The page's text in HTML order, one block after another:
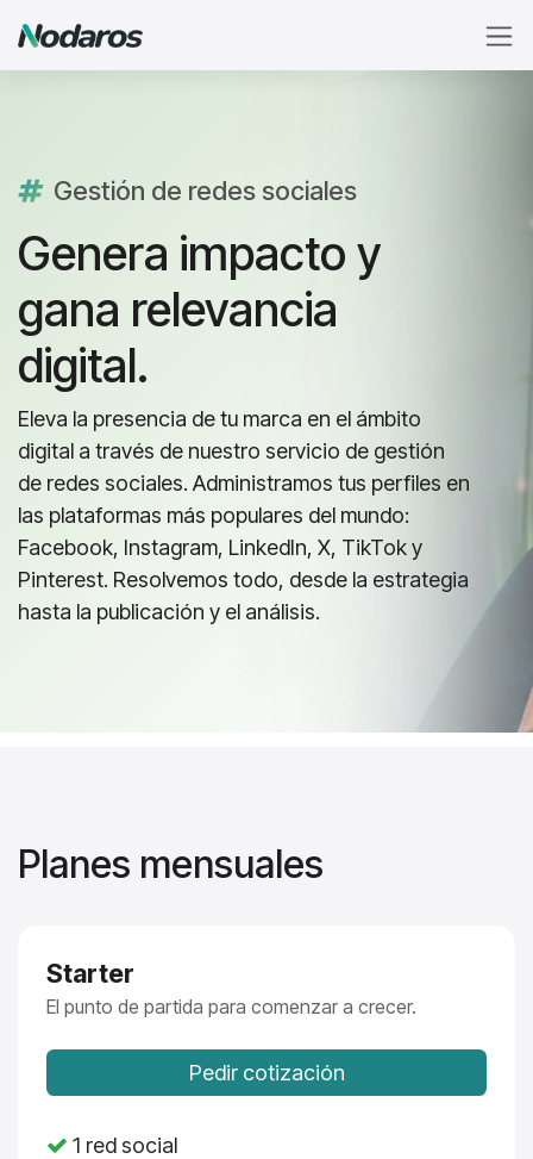
Gestión de redes sociales
Genera impacto y
gana relevancia
digital.
Eleva la presencia de tu marca en el ámbito
digital a través de nuestro servicio de gestión
de redes sociales. Administramos tus perfiles en
las plataformas más populares del mundo:
Facebook, Instagram, LinkedIn, X, TikTok y
Pinterest. Resolvemos todo, desde la estrategia
hasta la publicación y el análisis.
Planes mensuales
Starter
El punto de partida para comenzar a crecer.
Pedir cotización
1 red social